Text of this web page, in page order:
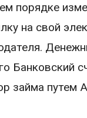
порядке
на свой
Банковский
займа путем